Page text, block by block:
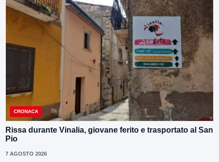
CRONACA
Rissa durante Vinalia, giovane ferito e trasportato al San
Pio
7 AGOSTO 2026